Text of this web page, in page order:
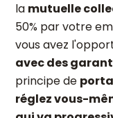
la mutuelle
50% par votre
vous avez
avec des
principe de
réglez vous-